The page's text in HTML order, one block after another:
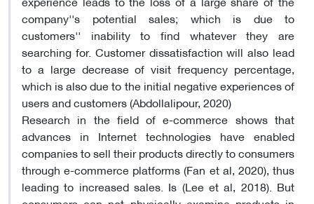
company''s potential sales; which is due to
customers'' inability to find whatever they are
searching for. Customer dissatisfaction will also lead
to a large decrease of visit frequency percentage,
which is also due to the initial negative experiences of
users and customers (Abdollalipour, 2020)
Research in the field of e-commerce shows that
advances in Internet technologies have enabled
companies to sell their products directly to consumers
through e-commerce platforms (Fan et al, 2020), thus
leading to increased sales. Is (Lee et al, 2018). But